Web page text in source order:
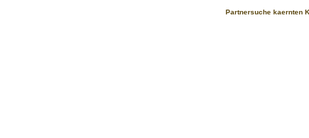
Partnersuche kaernten